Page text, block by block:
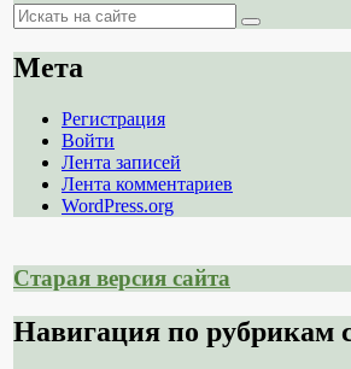
Поиск
Поиск
Мета
Регистрация
Войти
Лента записей
Лента комментариев
WordPress.org
Старая версия сайта
Навигация по рубрикам